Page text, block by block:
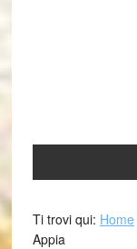
Ti trovi qui: Home
Appia